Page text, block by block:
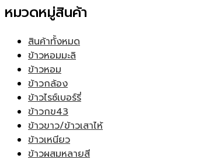
หมวดหมู่สินค้า
สินค้าทั้งหมด
ข้าวหอมมะลิ
ข้าวหอม
ข้าวกล้อง
ข้าวไรซ์เบอร์รี่
ข้าวกข43
ข้าวขาว/ข้าวเสาไห้
ข้าวเหนียว
ข้าวผสมหลายสี